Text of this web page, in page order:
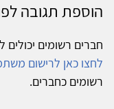
הוספת תגובה
חברים רשומים יכולים
לחצו כאן לרישום
רשומים כחברים.